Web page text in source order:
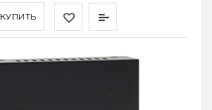
КУПИТЬ